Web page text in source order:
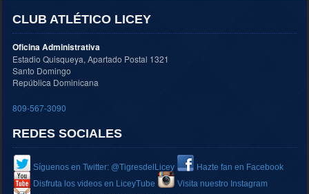
CLUB ATLÉTICO LICEY
Oficina Administrativa
Estadio Quisqueya, Apartado Postal 1321
Santo Domingo
República Dominicana
809-567-3090
REDES SOCIALES
Síguenos en Twitter: @TigresdelLicey
Hazte fan en Facebook
Disfruta los videos en LiceyTube
Visita nuestro Instagram